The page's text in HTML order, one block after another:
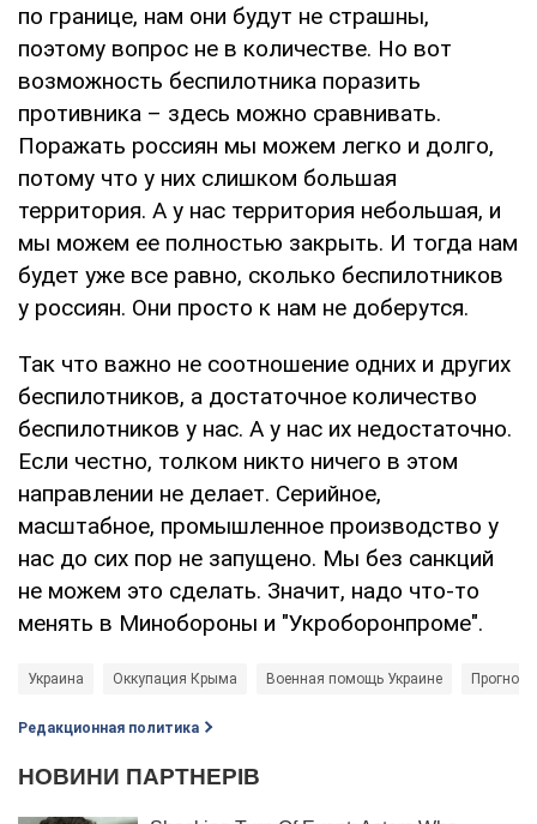
по границе, нам они будут не страшны,
поэтому вопрос не в количестве. Но вот
возможность беспилотника поразить
противника – здесь можно сравнивать.
Поражать россиян мы можем легко и долго,
потому что у них слишком большая
территория. А у нас территория небольшая, и
мы можем ее полностью закрыть. И тогда нам
будет уже все равно, сколько беспилотников
у россиян. Они просто к нам не доберутся.
Так что важно не соотношение одних и других
беспилотников, а достаточное количество
беспилотников у нас. А у нас их недостаточно.
Если честно, толком никто ничего в этом
направлении не делает. Серийное,
масштабное, промышленное производство у
нас до сих пор не запущено. Мы без санкций
не можем это сделать. Значит, надо что-то
менять в Минобороны и "Укроборонпроме".
Украина Оккупация Крыма Военная помощь Украине
Редакционная политика